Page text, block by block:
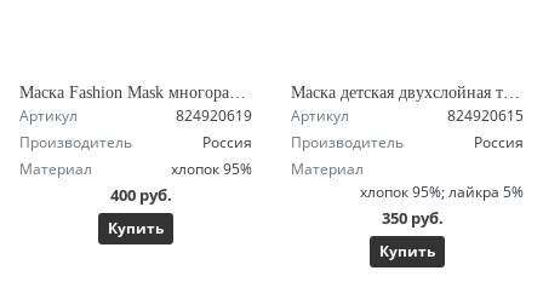
Маска Fashion Mask многоразовая тканевая, черная
Артикул
824920619
Производитель
Россия
Материал
хлопок 95%
400 руб.
Купить
Маска детская двухслойная тканевая с кармашком, голубая с черным кантом
Артикул
824920615
Производитель
Россия
Материал
хлопок 95%; лайкра 5%
350 руб.
Купить